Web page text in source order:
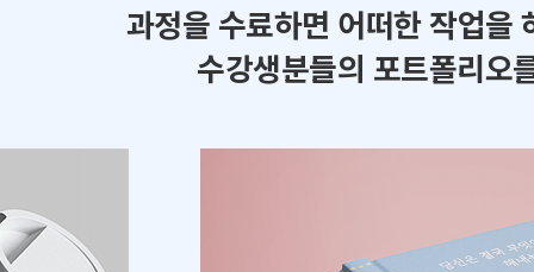
과정을 수료하면 어떠한 작업을
수강생분들의 포트폴리오